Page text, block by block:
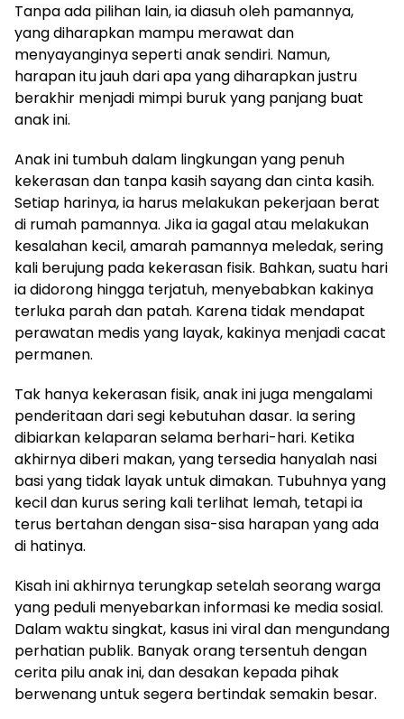
Tanpa ada pilihan lain, ia diasuh oleh pamannya,
yang diharapkan mampu merawat dan
menyayanginya seperti anak sendiri. Namun,
harapan itu jauh dari apa yang diharapkan justru
berakhir menjadi mimpi buruk yang panjang buat
anak ini.
Anak ini tumbuh dalam lingkungan yang penuh
kekerasan dan tanpa kasih sayang dan cinta kasih.
Setiap harinya, ia harus melakukan pekerjaan berat
di rumah pamannya. Jika ia gagal atau melakukan
kesalahan kecil, amarah pamannya meledak, sering
kali berujung pada kekerasan fisik. Bahkan, suatu hari
ia didorong hingga terjatuh, menyebabkan kakinya
terluka parah dan patah. Karena tidak mendapat
perawatan medis yang layak, kakinya menjadi cacat
permanen.
Tak hanya kekerasan fisik, anak ini juga mengalami
penderitaan dari segi kebutuhan dasar. Ia sering
dibiarkan kelaparan selama berhari-hari. Ketika
akhirnya diberi makan, yang tersedia hanyalah nasi
basi yang tidak layak untuk dimakan. Tubuhnya yang
kecil dan kurus sering kali terlihat lemah, tetapi ia
terus bertahan dengan sisa-sisa harapan yang ada
di hatinya.
Kisah ini akhirnya terungkap setelah seorang warga
yang peduli menyebarkan informasi ke media sosial.
Dalam waktu singkat, kasus ini viral dan mengundang
perhatian publik. Banyak orang tersentuh dengan
cerita pilu anak ini, dan desakan kepada pihak
berwenang untuk segera bertindak semakin besar.